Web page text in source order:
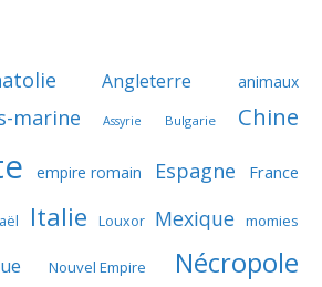
Angleterre animaux
marine Assyrie Bulgarie Chine
empire romain Espagne France
Italie Louxor Mexique momies
Nouvel Empire Nécropole